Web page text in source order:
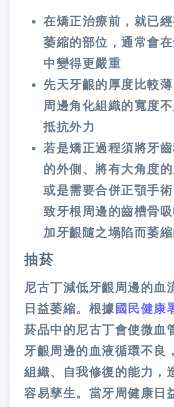
在矯正治療前，就已
萎縮的部位，通常會
中變得更嚴重
先天牙齦的厚度比較
周邊角化組織的寬度
抵抗外力
若是矯正過程須將牙
的外側、將有大角度的
或是需要合併正顎手
致牙根周邊的齒槽骨
加牙齦隨之塌陷而萎縮
抽菸
尼古丁減低牙齦周邊的血
日益萎縮。根據 國民健康
菸品中的尼古丁會使微血
牙齦周邊的血液循環不良
組織、自我修復的能力，
容易孳生。當牙周健康日